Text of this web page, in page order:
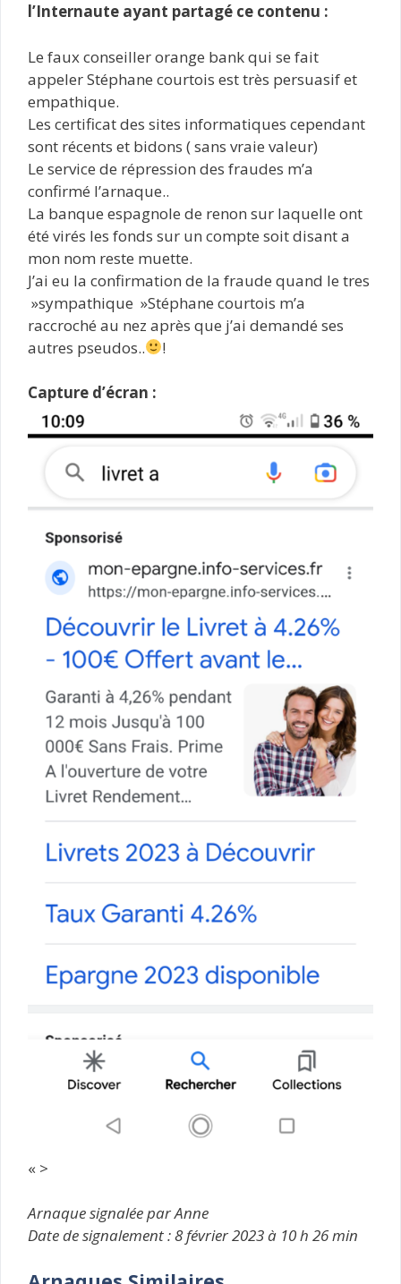
l’Internaute ayant partagé ce contenu :
Le faux conseiller orange bank qui se fait
appeler Stéphane courtois est très persuasif et
empathique.
Les certificat des sites informatiques cependant
sont récents et bidons ( sans vraie valeur)
Le service de répression des fraudes m’a
confirmé l’arnaque..
La banque espagnole de renon sur laquelle ont
été virés les fonds sur un compte soit disant a
mon nom reste muette.
J’ai eu la confirmation de la fraude quand le tres
»sympathique »Stéphane courtois m’a
raccroché au nez après que j’ai demandé ses
autres pseudos..
!
Capture d’écran :
« >
Arnaque signalée par Anne
Date de signalement : 8 février 2023 à 10 h 26 min